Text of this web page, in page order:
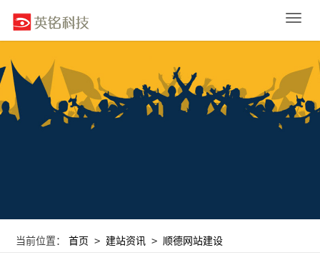
Toggle
当前位置：首页 >建站资讯 > 顺德网站建设